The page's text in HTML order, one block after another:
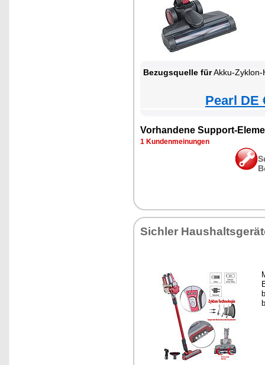
Bezugsquelle fürAkku-Zyklon-Hand- &
Pearl DE
Vorhandene Support-
1 Kundenmeinungen
Sichler